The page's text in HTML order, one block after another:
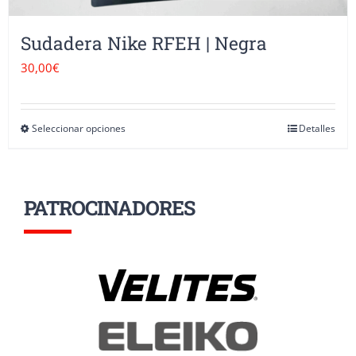
Sudadera Nike RFEH | Negra
30,00€
Seleccionar opcionesEste
múltiples
opciones
pueden
Detalles
PATROCINADORES